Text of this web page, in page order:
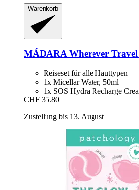
Warenkorb
MÁDARA Wherever Travel
Reiseset für alle Hauttypen
1x Micellar Water, 50ml
1x SOS Hydra Recharge
CHF 35.80
Zustellung bis 13. August